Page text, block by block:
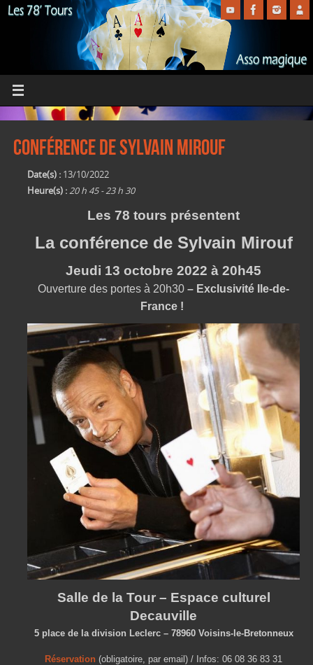
Conférence de Sylvain Mirouf
Date(s) :13/10/2022
Heure(s) :20 h 45 - 23 h 30
Les 78 tours présentent
La conférence de Sylvain Mirouf
Jeudi 13 octobre 2022 à 20h45
Ouverture des portes à 20h30 – Exclusivité Ile-de-
France !
Salle de la Tour – Espace culturel
Decauville
5 place de la division Leclerc – 78960 Voisins-le-Bretonneux
Réservation (obligatoire, par email) / Infos: 06 08 36 83 31